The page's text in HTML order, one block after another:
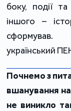
боку, події
іншого –
сформував.
український
Почнемо з
вшанування
не виникло